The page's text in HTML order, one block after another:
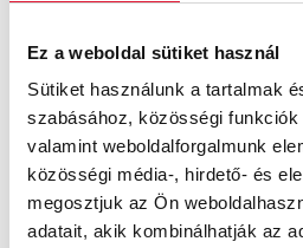
Ez a weboldal sütiket használ
Sütiket használunk a tartalmak
szabásához, közösségi
valamint weboldalforgalmunk
közösségi média-, hirdető- és
megosztjuk az Ön
adatait, akik kombinálhatják az
Felia
Ft